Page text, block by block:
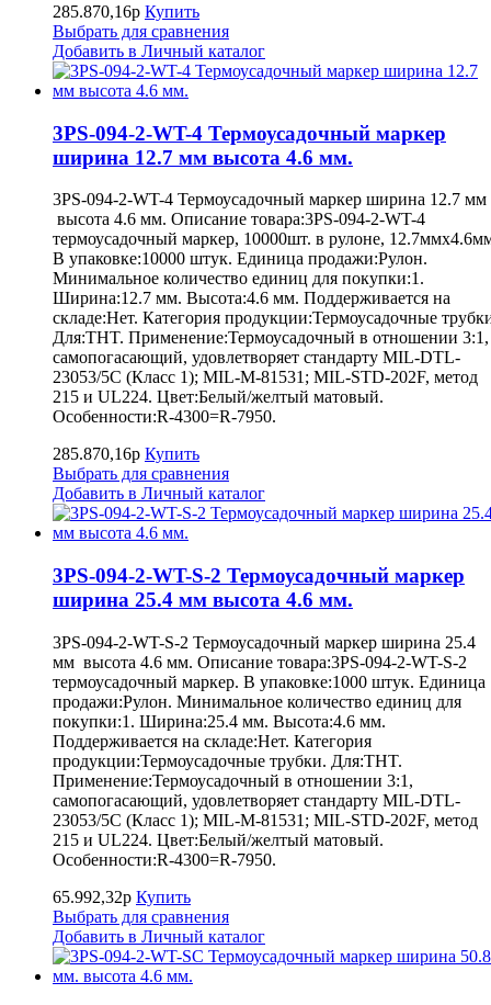
285.870,16р Купить
Выбрать для сравнения
Добавить в Личный каталог
3PS-094-2-WT-4 Термоусадочный маркер
ширина 12.7 мм высота 4.6 мм.
3PS-094-2-WT-4 Термоусадочный маркер ширина 12.7 мм
высота 4.6 мм. Описание товара:3PS-094-2-WT-4
термоусадочный маркер, 10000шт. в рулоне,
В упаковке:10000 штук. Единица продажи:Рулон.
Минимальное количество единиц для покупки:1.
Ширина:12.7 мм. Высота:4.6 мм. Поддерживается на
складе:Нет. Категория продукции:Термоусадочные
Для:THT. Применение:Термоусадочный в отношении 3:1,
самопогасающий, удовлетворяет стандарту MIL-DTL-
23053/5C (Класс 1); MIL-M-81531; MIL-STD-202F, метод
215 и UL224. Цвет:Белый/желтый матовый.
Особенности:R-4300=R-7950.
285.870,16р Купить
Выбрать для сравнения
Добавить в Личный каталог
3PS-094-2-WT-S-2 Термоусадочный маркер
ширина 25.4 мм высота 4.6 мм.
3PS-094-2-WT-S-2 Термоусадочный маркер ширина 25.4
мм высота 4.6 мм. Описание товара:3PS-094-2-WT-S-2
термоусадочный маркер. В упаковке:1000 штук. Единица
продажи:Рулон. Минимальное количество единиц для
покупки:1. Ширина:25.4 мм. Высота:4.6 мм.
Поддерживается на складе:Нет. Категория
продукции:Термоусадочные трубки. Для:THT.
Применение:Термоусадочный в отношении 3:1,
самопогасающий, удовлетворяет стандарту MIL-DTL-
23053/5C (Класс 1); MIL-M-81531; MIL-STD-202F, метод
215 и UL224. Цвет:Белый/желтый матовый.
Особенности:R-4300=R-7950.
65.992,32р Купить
Выбрать для сравнения
Добавить в Личный каталог